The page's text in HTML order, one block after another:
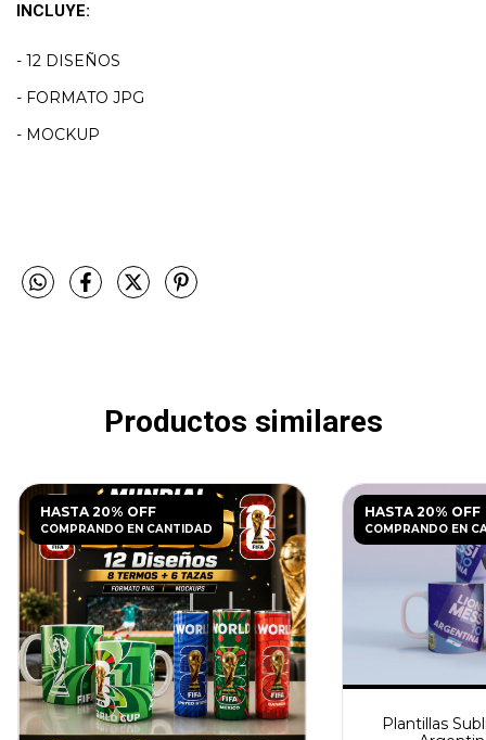
INCLUYE:
- 12 DISEÑOS
- FORMATO JPG
- MOCKUP
Productos similares
HASTA 20% OFF
COMPRANDO EN CANTIDAD
HASTA 20% OFF
COMPRANDO EN
Plantillas